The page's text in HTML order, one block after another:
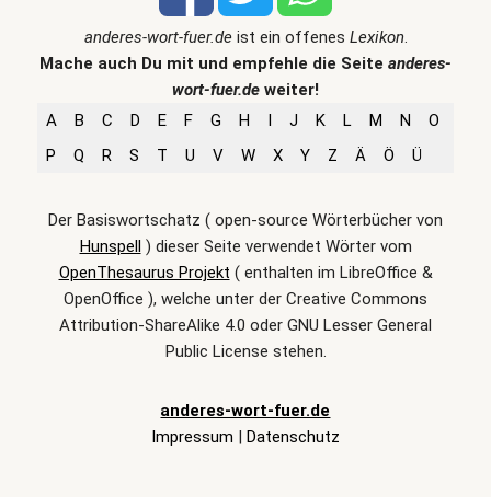
anderes-wort-fuer.deist ein offenes Lexikon.
Mache auch Du mit und empfehle die Seite anderes-
wort-fuer.de weiter!
A
B C D E F G H I J K L M N
O
P
Q R S T U V W X Y Z Ä Ö Ü
Der Basiswortschatz ( open-source Wörterbücher von
Hunspell) dieser Seite verwendet Wörter vom
OpenThesaurus Projekt ( enthalten im LibreOffice &
OpenOffice ), welche unter der Creative Commons
Attribution-ShareAlike 4.0 oder GNU Lesser General
Public License stehen.
anderes-wort-fuer.de
Impressum | Datenschutz